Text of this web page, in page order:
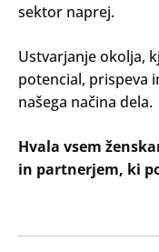
sektor naprej.
Ustvarjanje okolja,
potencial, prispeva
našega načina dela.
Hvala vsem
in partnerjem, ki